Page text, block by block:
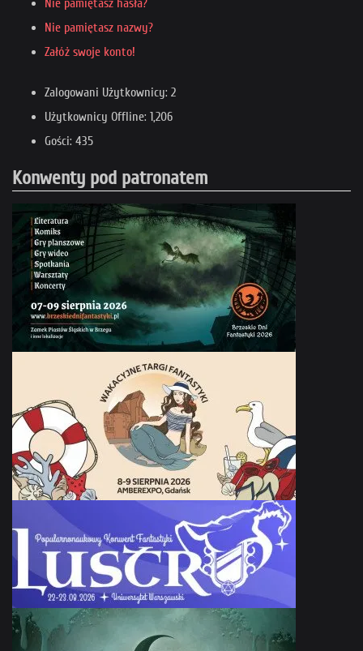
Nie pamiętasz hasła?
Nie pamiętasz nazwy?
Załóż swoje konto!
Zalogowani Użytkownicy: 2
Użytkownicy Offline: 1,206
Gości: 435
Konwenty pod patronatem